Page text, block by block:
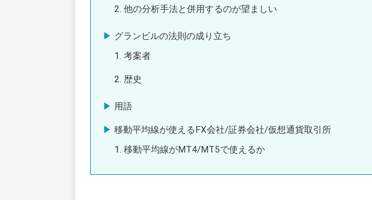
他の分析手法と併用するのが望ましい
グランビルの法則の成り立ち
考案者
歴史
用語
移動平均線が使えるFX会社/証券会社/仮想通貨取引所
移動平均線がMT4/MT5で使えるか